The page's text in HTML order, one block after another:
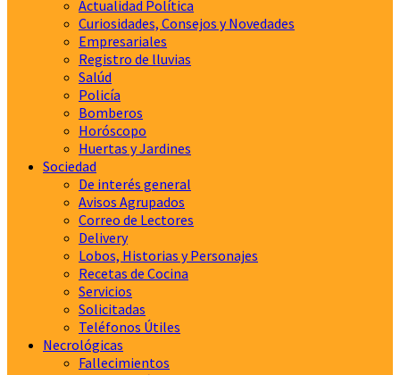
Actualidad Política
Curiosidades, Consejos y Novedades
Empresariales
Registro de lluvias
Salúd
Policía
Bomberos
Horóscopo
Huertas y Jardines
Sociedad
De interés general
Avisos Agrupados
Correo de Lectores
Delivery
Lobos, Historias y Personajes
Recetas de Cocina
Servicios
Solicitadas
Teléfonos Útiles
Necrológicas
Fallecimientos